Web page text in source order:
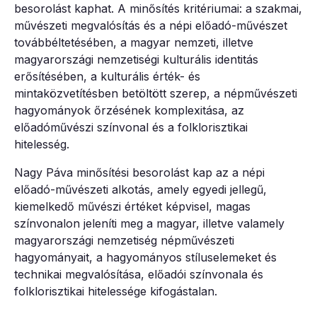
besorolást kaphat. A minősítés kritériumai: a szakmai,
művészeti megvalósítás és a népi előadó-művészet
továbbéltetésében, a magyar nemzeti, illetve
magyarországi nemzetiségi kulturális identitás
erősítésében, a kulturális érték- és
mintaközvetítésben betöltött szerep, a népművészeti
hagyományok őrzésének komplexitása, az
előadóművészi színvonal és a folklorisztikai
hitelesség.
Nagy Páva minősítési besorolást kap az a népi
előadó-művészeti alkotás, amely egyedi jellegű,
kiemelkedő művészi értéket képvisel, magas
színvonalon jeleníti meg a magyar, illetve valamely
magyarországi nemzetiség népművészeti
hagyományait, a hagyományos stíluselemeket és
technikai megvalósítása, előadói színvonala és
folklorisztikai hitelessége kifogástalan.